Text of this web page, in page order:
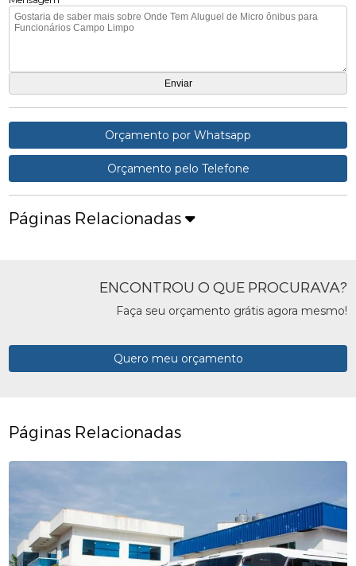
Orçamento por Whatsapp
Orçamento pelo Telefone
Páginas Relacionadas
ENCONTROU O QUE PROCURAVA?
Faça seu orçamento grátis agora mesmo!
Quero meu orçamento
Páginas Relacionadas